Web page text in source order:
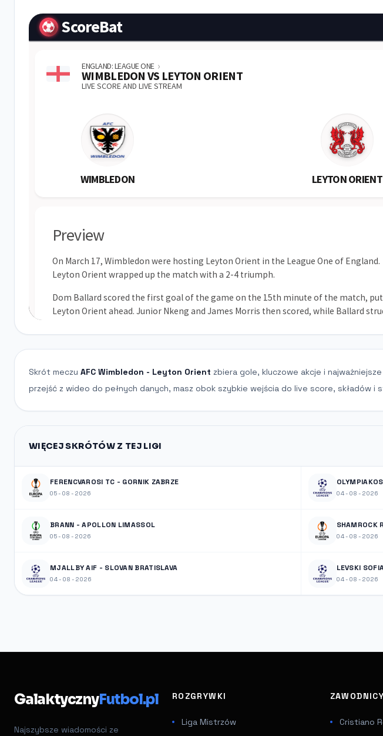
Skrót meczu AFC Wimbledon - Leyton Orient zbiera gole, kluczowe akcje i
przejść z wideo do pełnych danych, masz obok szybkie wejścia do live score, składów i
WIĘCEJ SKRÓTÓW Z TEJ LIGI
FERENCVAROSI TC - GORNIK ZABRZE
05-08-2026 04-08-2026
BRANN - APOLLON LIMASSOL
05-08-2026
SHAMROCK
04-08-2026
MJALLBY AIF - SLOVAN BRATISLAVA
04-08-2026
LEVSKI
04-08-2026
GalaktycznyFutbol.pl
Najszybsze wiadomości ze
ROZGRYWKI
Liga Mistrzów
ZAWODNICY
Cristiano